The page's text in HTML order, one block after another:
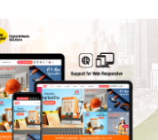
ปลีก ผู้ผลิต ตัวแท